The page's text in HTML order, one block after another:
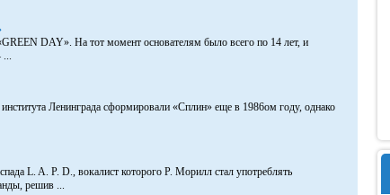
DAY». На тот момент основателям было всего по 14 лет, и
...
института Ленинграда сформировали «Сплин» еще в 1986ом году, однако
L. A. P. D., вокалист которого Р. Морилл стал употреблять
решив ...